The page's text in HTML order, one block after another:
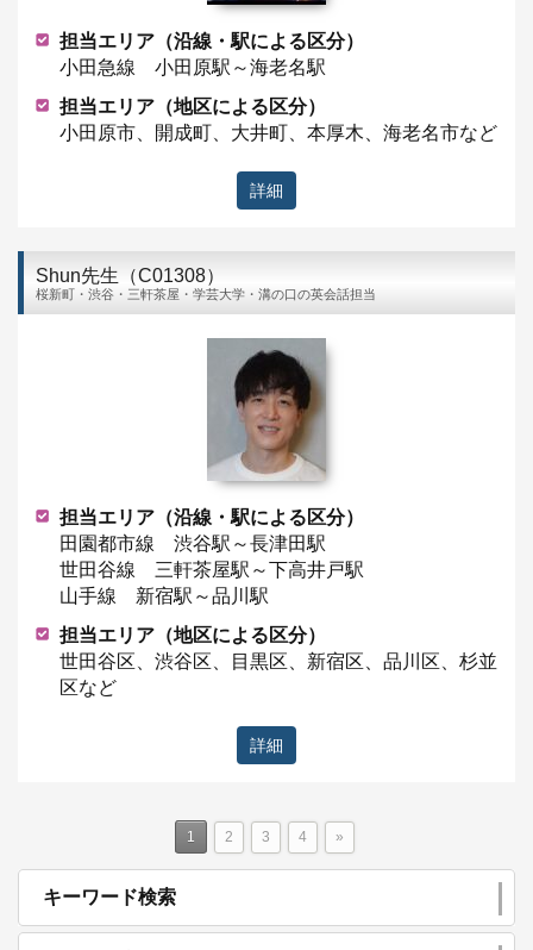
担当エリア（沿線・駅による区分）
小田急線 小田原駅～海老名駅
担当エリア（地区による区分）
小田原市、開成町、大井町、本厚木、海老名市など
詳細
Shun先生（C01308）
桜新町・渋谷・三軒茶屋・学芸大学・溝の口の英会話担当
担当エリア（沿線・駅による区分）
田園都市線 渋谷駅～長津田駅
世田谷線 三軒茶屋駅～下高井戸駅
山手線 新宿駅～品川駅
担当エリア（地区による区分）
世田谷区、渋谷区、目黒区、新宿区、品川区、杉並
区など
詳細
1 2 3 4 »
キーワード検索